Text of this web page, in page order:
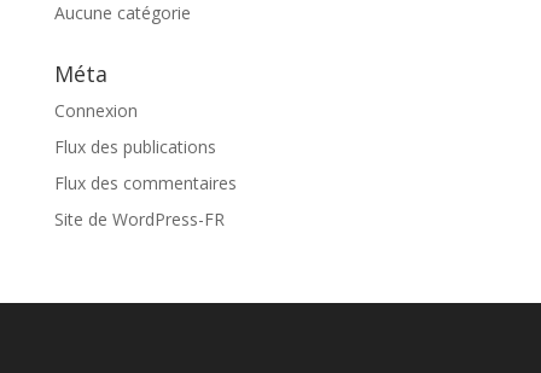
Aucune catégorie
Méta
Connexion
Flux des publications
Flux des commentaires
Site de WordPress-FR